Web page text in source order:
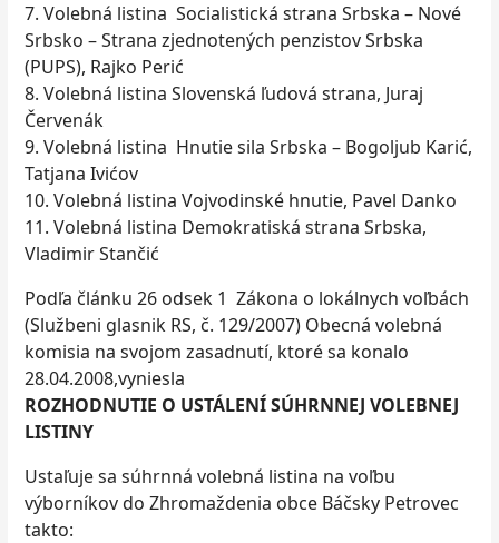
7. Volebná listina Socialistická strana Srbska – Nové
Srbsko – Strana zjednotených penzistov Srbska
(PUPS), Rajko Perić
8. Volebná listina Slovenská ľudová strana, Juraj
Červenák
9. Volebná listina Hnutie sila Srbska – Bogoljub Karić,
Tatjana Ivićov
10. Volebná listina Vojvodinské hnutie, Pavel Danko
11. Volebná listina Demokratiská strana Srbska,
Vladimir Stančić
Podľa článku 26 odsek 1 Zákona o lokálnych voľbách
(Službeni glasnik RS, č. 129/2007) Obecná volebná
komisia na svojom zasadnutí, ktoré sa konalo
28.04.2008,vyniesla
ROZHODNUTIE O USTÁLENÍ SÚHRNNEJ VOLEBNEJ
LISTINY
Ustaľuje sa súhrnná volebná listina na voľbu
výborníkov do Zhromaždenia obce Báčsky Petrovec
takto: